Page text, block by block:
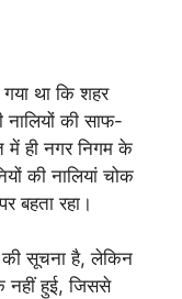
गया था कि शहर
नालियों की साफ-
में ही नगर निगम के
की नालियां चोक
बहता रहा।
की सूचना है, लेकिन
नहीं हुई, जिससे